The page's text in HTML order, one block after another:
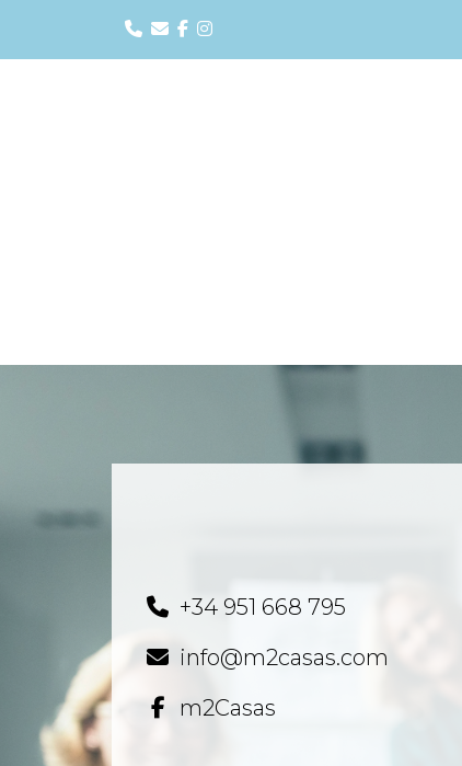
+34 951 668 795
info@m2casas.com
m2Casas